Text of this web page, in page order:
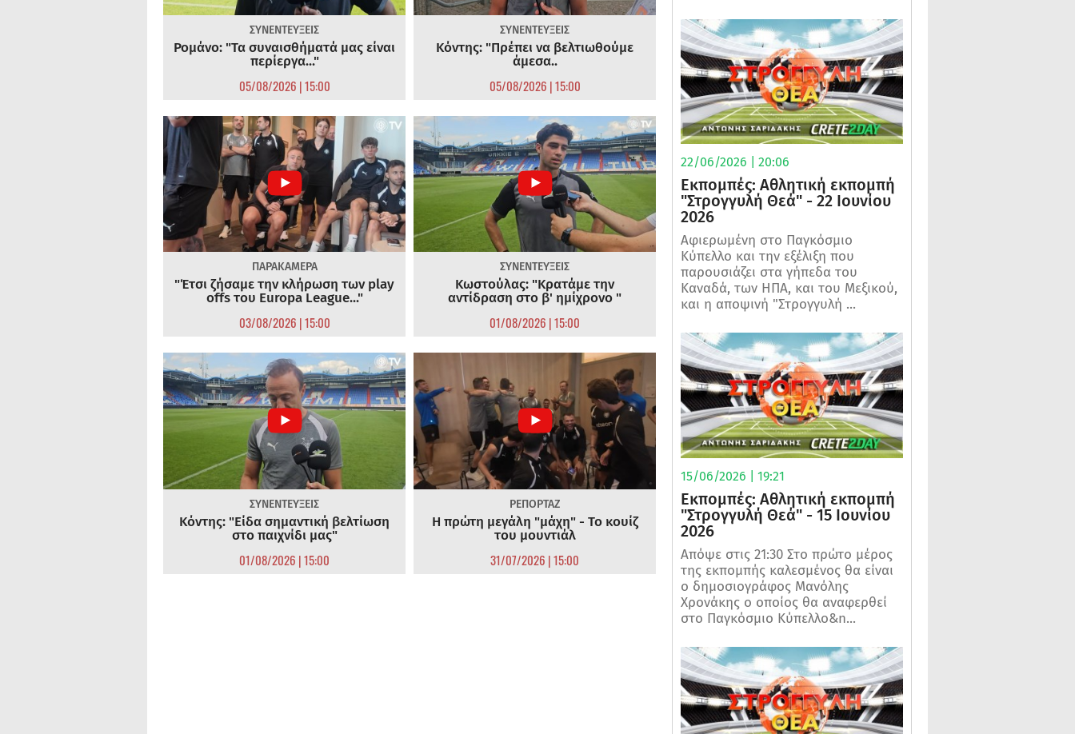
ΣΥΝΕΝΤΕΥΞΕΙΣ
Ρομάνο: "Τα συναισθήματά μας είναι
περίεργα..."
05/08/2026 | 15:00
ΣΥΝΕΝΤΕΥΞΕΙΣ
Κόντης: "Πρέπει να βελτιωθούμε
άμεσα..
05/08/2026 | 15:00
ΠΑΡΑΚΑΜΕΡΑ
"Έτσι ζήσαμε την κλήρωση των play
offs του Europa League..."
03/08/2026 | 15:00
ΣΥΝΕΝΤΕΥΞΕΙΣ
Κωστούλας: "Κρατάμε την
αντίδραση στο β' ημίχρονο "
01/08/2026 | 15:00
ΣΥΝΕΝΤΕΥΞΕΙΣ
Κόντης: "Είδα σημαντική βελτίωση
στο παιχνίδι μας"
01/08/2026 | 15:00
ΡΕΠΟΡΤΑΖ
Η πρώτη μεγάλη "μάχη" - Το κουίζ
του μουντιάλ
31/07/2026 | 15:00
22/06/2026 | 20:06
Εκπομπές: Αθλητική εκπομπή
"Στρογγυλή Θεά" - 22 Ιουνίου
2026
Αφιερωμένη στο Παγκόσμιο
Κύπελλο και την εξέλιξη που
παρουσιάζει στα γήπεδα του
Καναδά, των ΗΠΑ, και του Μεξικού,
και η αποψινή "Στρογγυλή ...
15/06/2026 | 19:21
Εκπομπές: Αθλητική εκπομπή
"Στρογγυλή Θεά" - 15 Ιουνίου
2026
Απόψε στις 21:30 Στο πρώτο μέρος
της εκπομπής καλεσμένος θα είναι
ο δημοσιογράφος Μανόλης
Χρονάκης ο οποίος θα αναφερθεί
στο Παγκόσμιο Κύπελλο&n...